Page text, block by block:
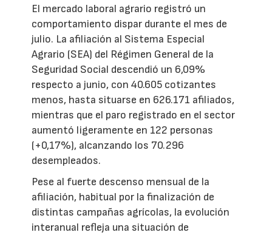
El mercado laboral agrario registró un
comportamiento dispar durante el mes de
julio. La afiliación al Sistema Especial
Agrario (SEA) del Régimen General de la
Seguridad Social descendió un 6,09%
respecto a junio, con 40.605 cotizantes
menos, hasta situarse en 626.171 afiliados,
mientras que el paro registrado en el sector
aumentó ligeramente en 122 personas
(+0,17%), alcanzando los 70.296
desempleados.
Pese al fuerte descenso mensual de la
afiliación, habitual por la finalización de
distintas campañas agrícolas, la evolución
interanual refleja una situación de